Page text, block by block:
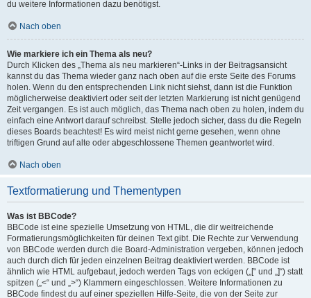
du weitere Informationen dazu benötigst.
Nach oben
Wie markiere ich ein Thema als neu?
Durch Klicken des „Thema als neu markieren“-Links in der Beitragsansicht
kannst du das Thema wieder ganz nach oben auf die erste Seite des Forums
holen. Wenn du den entsprechenden Link nicht siehst, dann ist die Funktion
möglicherweise deaktiviert oder seit der letzten Markierung ist nicht genügend
Zeit vergangen. Es ist auch möglich, das Thema nach oben zu holen, indem du
einfach eine Antwort darauf schreibst. Stelle jedoch sicher, dass du die Regeln
dieses Boards beachtest! Es wird meist nicht gerne gesehen, wenn ohne
triftigen Grund auf alte oder abgeschlossene Themen geantwortet wird.
Nach oben
Textformatierung und Thementypen
Was ist BBCode?
BBCode ist eine spezielle Umsetzung von HTML, die dir weitreichende
Formatierungsmöglichkeiten für deinen Text gibt. Die Rechte zur Verwendung
von BBCode werden durch die Board-Administration vergeben, können jedoch
auch durch dich für jeden einzelnen Beitrag deaktiviert werden. BBCode ist
ähnlich wie HTML aufgebaut, jedoch werden Tags von eckigen („[“ und „]“) statt
spitzen („<“ und „>“) Klammern eingeschlossen. Weitere Informationen zu
BBCode findest du auf einer speziellen Hilfe-Seite, die von der Seite zur